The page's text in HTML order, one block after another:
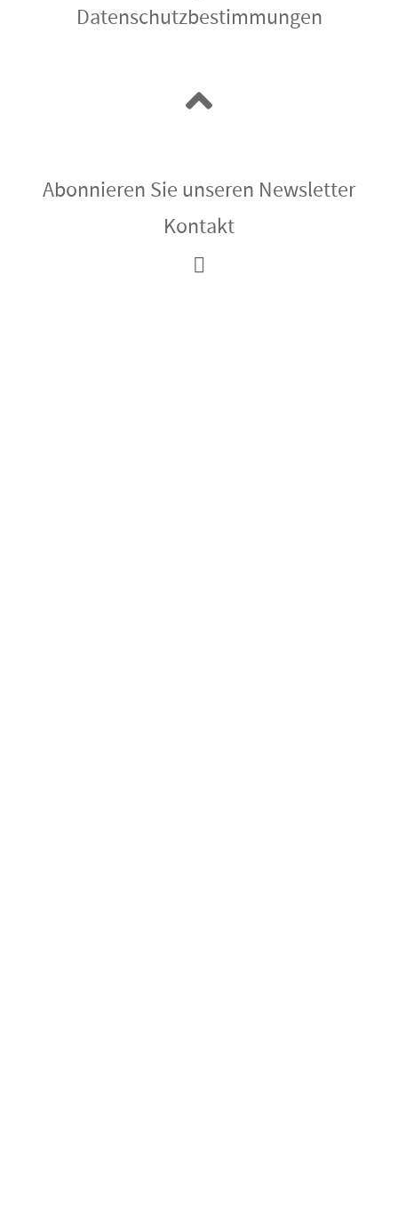
Datenschutzbestimmungen
Abonnieren Sie unseren Newsletter
Kontakt